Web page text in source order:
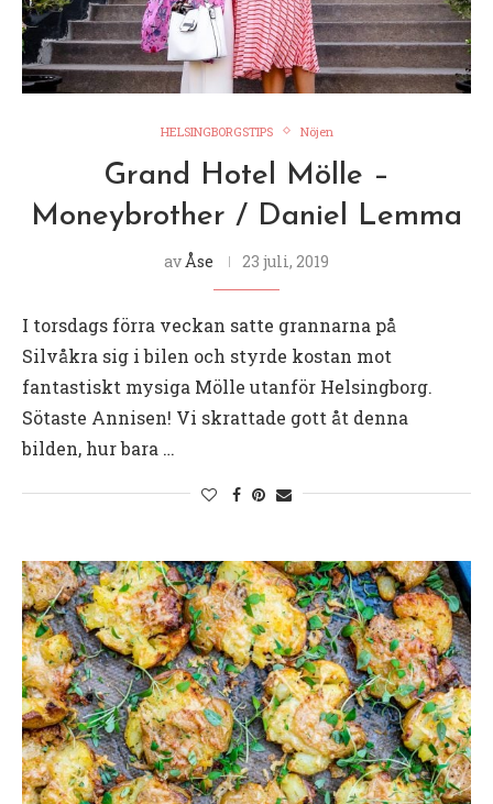
HELSINGBORGSTIPS Nöjen
Grand Hotel Mölle –
Moneybrother / Daniel Lemma
av Åse 23 juli, 2019
I torsdags förra veckan satte grannarna på
Silvåkra sig i bilen och styrde kostan mot
fantastiskt mysiga Mölle utanför Helsingborg.
Sötaste Annisen! Vi skrattade gott åt denna
bilden, hur bara …